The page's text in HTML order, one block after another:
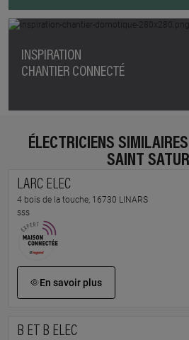
INSPIRATION
CHANTIER CONNECTÉ
ÉLECTRICIENS
SAINT
LARC ELEC
4 bois de la touche, 16730 LINARS
sss
En savoir plus
B ET B ELEC